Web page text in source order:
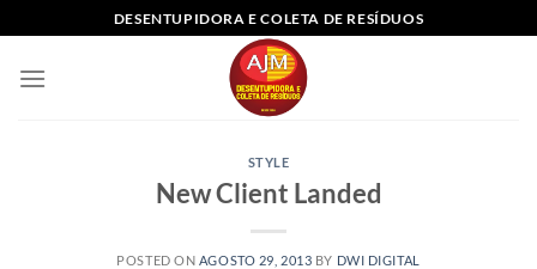
to
content
DESENTUPIDORA E COLETA DE RESÍDUOS
STYLE
New Client Landed
POSTED ON AGOSTO 29, 2013 BY DWI DIGITAL